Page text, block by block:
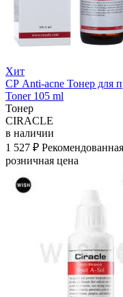
Хит
СР Anti-acne Тонер для
Toner 105 ml
Тонер
CIRACLE
в наличии
1 527 ₽ Рекомендованная
розничная цена